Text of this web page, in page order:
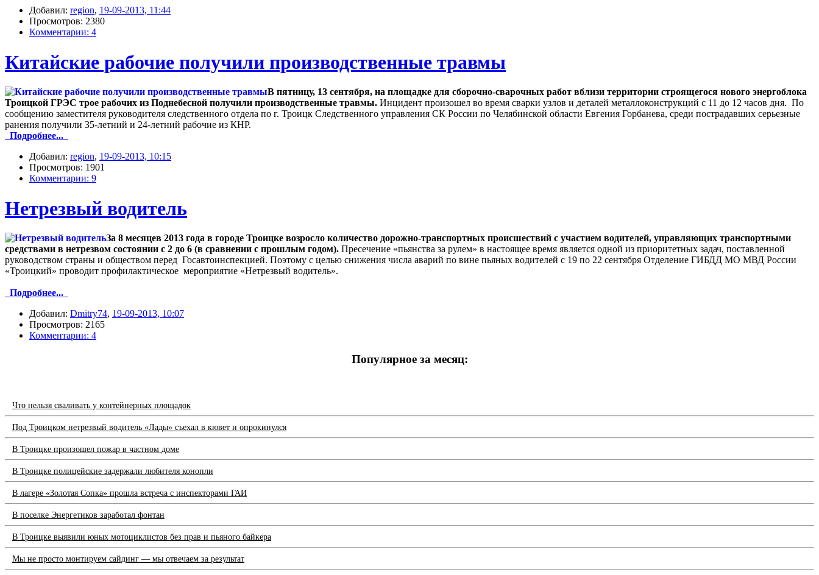
Добавил: region, 19-09-2013, 11:44
Просмотров: 2380
Комментарии: 4
Китайские рабочие получили производственные травмы
В пятницу, 13 сентября, на площадке для сборочно-сварочных работ вблизи территории строящегося нового энергоблока
Троицкой ГРЭС трое рабочих из Поднебесной получили производственные травмы. Инцидент произошел во время сварки узлов и деталей металлоконструкций с 11 до 12 часов дня. По
сообщению заместителя руководителя следственного отдела по г. Троицк Следственного управления СК России по Челябинской области Евгения Горбанева, среди пострадавших серьезные
ранения получили 35‑летний и 24‑летний рабочие из КНР.
Подробнее...
Добавил: region, 19-09-2013, 10:15
Просмотров: 1901
Комментарии: 9
Нетрезвый водитель
За 8 месяцев 2013 года в городе Троицке возросло количество дорожно-транспортных происшествий с участием водителей, управляющих транспортными
средствами в нетрезвом состоянии с 2 до 6 (в сравнении с прошлым годом). Пресечение «пьянства за рулем» в настоящее время является одной из приоритетных задач, поставленной
руководством страны и обществом перед Госавтоинспекцией. Поэтому с целью снижения числа аварий по вине пьяных водителей с 19 по 22 сентября Отделение ГИБДД МО МВД России
«Троицкий» проводит профилактическое мероприятие «Нетрезвый водитель».
Подробнее...
Добавил: Dmitry74, 19-09-2013, 10:07
Просмотров: 2165
Комментарии: 4
Популярное за месяц:
Что нельзя сваливать у контейнерных площадок
Под Троицком нетрезвый водитель «Лады» съехал в кювет и опрокинулся
В Троицке произошел пожар в частном доме
В Троицке полицейские задержали любителя конопли
В лагере «Золотая Сопка» прошла встреча с инспекторами ГАИ
В поселке Энергетиков заработал фонтан
В Троицке выявили юных мотоциклистов без прав и пьяного байкера
Мы не просто монтируем сайдинг — мы отвечаем за результат